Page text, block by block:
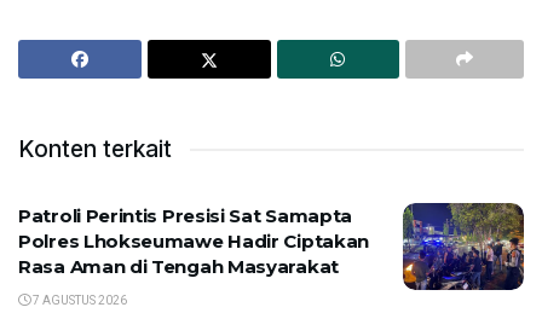
Konten terkait
Patroli Perintis Presisi Sat Samapta
Polres Lhokseumawe Hadir Ciptakan
Rasa Aman di Tengah Masyarakat
7 AGUSTUS 2026